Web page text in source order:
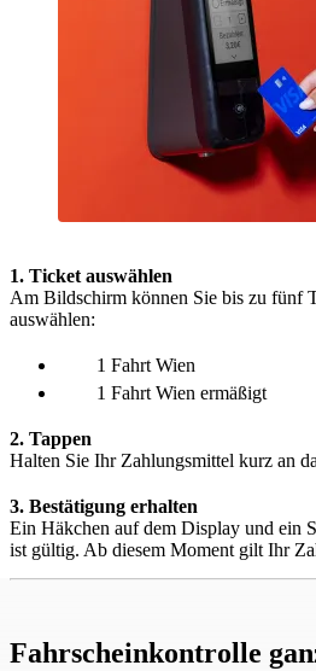
1. Ticket auswählen
Am Bildschirm können Sie bis zu fünf
auswählen:
1 Fahrt Wien
1 Fahrt Wien ermäßigt
2. Tappen
Halten Sie Ihr Zahlungsmittel kurz an
3. Bestätigung erhalten
Ein Häkchen auf dem Display und ein
ist gültig. Ab diesem Moment gilt Ihr
Fahrscheinkontrolle